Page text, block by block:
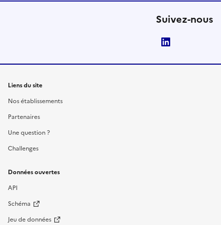
Suivez-nous
Liens du site
Nos établissements
Partenaires
Une question ?
Challenges
Données ouvertes
API
Schéma
Jeu de données